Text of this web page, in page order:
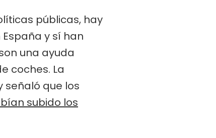
públicas, hay
y sí han
una ayuda
coches. La
señaló que los
subido los